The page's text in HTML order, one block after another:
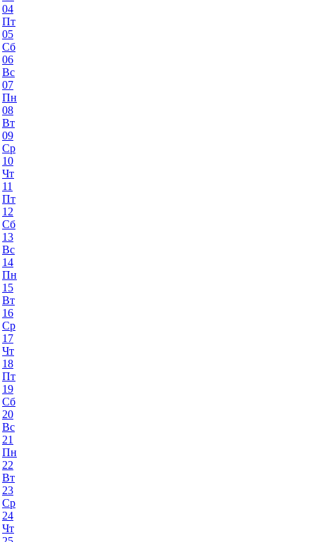
04
Пт
05
Сб
06
Вс
07
Пн
08
Вт
09
Ср
10
Чт
11
Пт
12
Сб
13
Вс
14
Пн
15
Вт
16
Ср
17
Чт
18
Пт
19
Сб
20
Вс
21
Пн
22
Вт
23
Ср
24
Чт